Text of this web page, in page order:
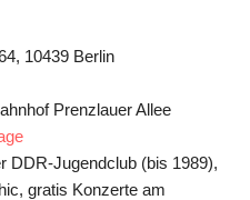
10439 Berlin
Prenzlauer Allee
DDR-Jugendclub (bis 1989),
gratis Konzerte am